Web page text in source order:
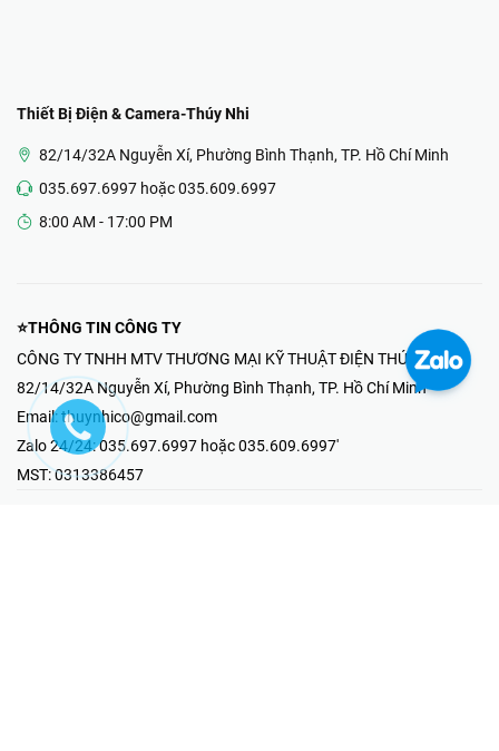
Thiết Bị Điện & Camera-Thúy Nhi
82/14/32A Nguyễn Xí, Phường Bình Thạnh, TP. Hồ Chí Minh
035.697.6997 hoặc 035.609.6997
8:00 AM - 17:00 PM
⭐THÔNG TIN CÔNG TY
CÔNG TY TNHH MTV THƯƠNG MẠI KỸ THUẬT ĐIỆN THÚY NHI
82/14/32A Nguyễn Xí, Phường Bình Thạnh, TP. Hồ Chí Minh
Email: thuynhico@gmail.com
Zalo 24/24:035.697.6997 hoặc 035.609.6997'
MST:0313386457